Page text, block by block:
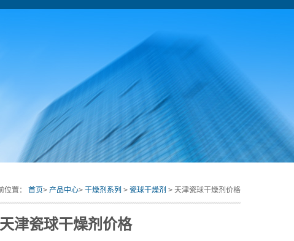
位置： 首页> 产品中心> 干燥剂系列 > 瓷球干燥剂 > 天津瓷球干燥剂价格
天津瓷球干燥剂价格